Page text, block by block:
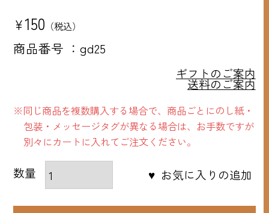
¥150 税込
商品番号 gd25
ギフトのご案内
送料のご案内
※同じ商品を複数購入する場合で、商品ごとにのし紙・
包装・メッセージタグが異なる場合は、お手数ですが
別々にカートに入れてご注文ください。
お気に入りの追加